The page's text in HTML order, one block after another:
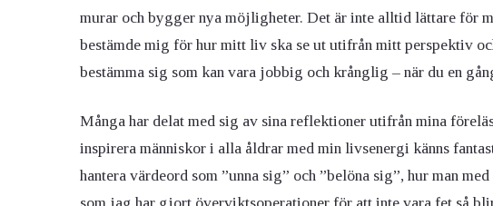
murar och bygger nya möjligheter. Det är inte alltid lättare för
bestämde mig för hur mitt liv ska se ut utifrån mitt perspektiv
bestämma sig som kan vara jobbig och krånglig – när du en
Många har delat med sig av sina reflektioner utifrån mina
inspirera människor i alla åldrar med min livsenergi känns
hantera värdeord som ”unna sig” och ”belöna sig”, hur man
som jag har gjort överviktsoperationer för att inte vara fet så